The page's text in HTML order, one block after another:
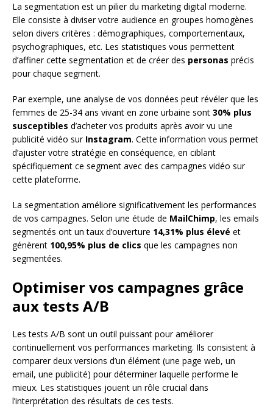
La segmentation est un pilier du marketing digital moderne.
Elle consiste à diviser votre audience en groupes homogènes
selon divers critères : démographiques, comportementaux,
psychographiques, etc. Les statistiques vous permettent
d’affiner cette segmentation et de créer des personas précis
pour chaque segment.
Par exemple, une analyse de vos données peut révéler que les
femmes de 25-34 ans vivant en zone urbaine sont 30% plus
susceptibles d’acheter vos produits après avoir vu une
publicité vidéo sur Instagram. Cette information vous permet
d’ajuster votre stratégie en conséquence, en ciblant
spécifiquement ce segment avec des campagnes vidéo sur
cette plateforme.
La segmentation améliore significativement les performances
de vos campagnes. Selon une étude de MailChimp, les emails
segmentés ont un taux d’ouverture 14,31% plus élevé et
génèrent 100,95% plus de clics que les campagnes non
segmentées.
Optimiser vos campagnes grâce
aux tests A/B
Les tests A/B sont un outil puissant pour améliorer
continuellement vos performances marketing. Ils consistent à
comparer deux versions d’un élément (une page web, un
email, une publicité) pour déterminer laquelle performe le
mieux. Les statistiques jouent un rôle crucial dans
l’interprétation des résultats de ces tests.